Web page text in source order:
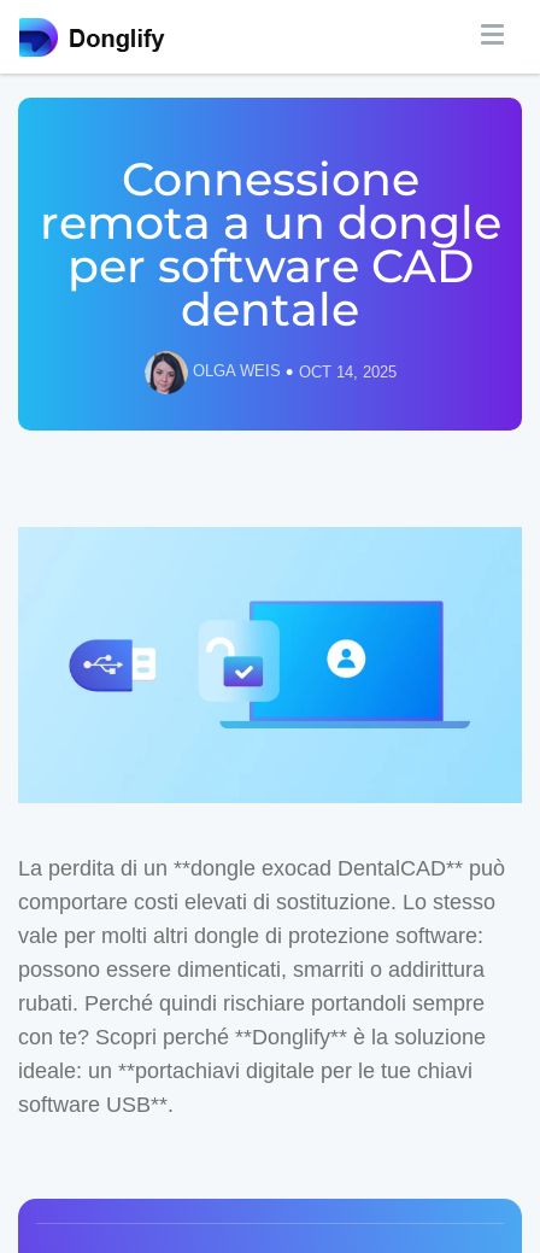
Connessione
remota a un dongle
per software CAD
dentale
OLGA WEIS • OCT 14, 2025
La perdita di un **dongle exocad DentalCAD** può
comportare costi elevati di sostituzione. Lo stesso
vale per molti altri dongle di protezione software:
possono essere dimenticati, smarriti o addirittura
rubati. Perché quindi rischiare portandoli sempre
con te? Scopri perché **Donglify** è la soluzione
ideale: un **portachiavi digitale per le tue chiavi
software USB**.